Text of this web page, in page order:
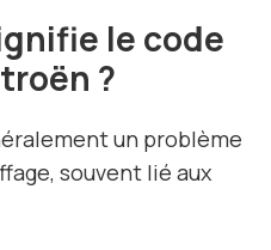
le code
?
un problème
souvent lié aux